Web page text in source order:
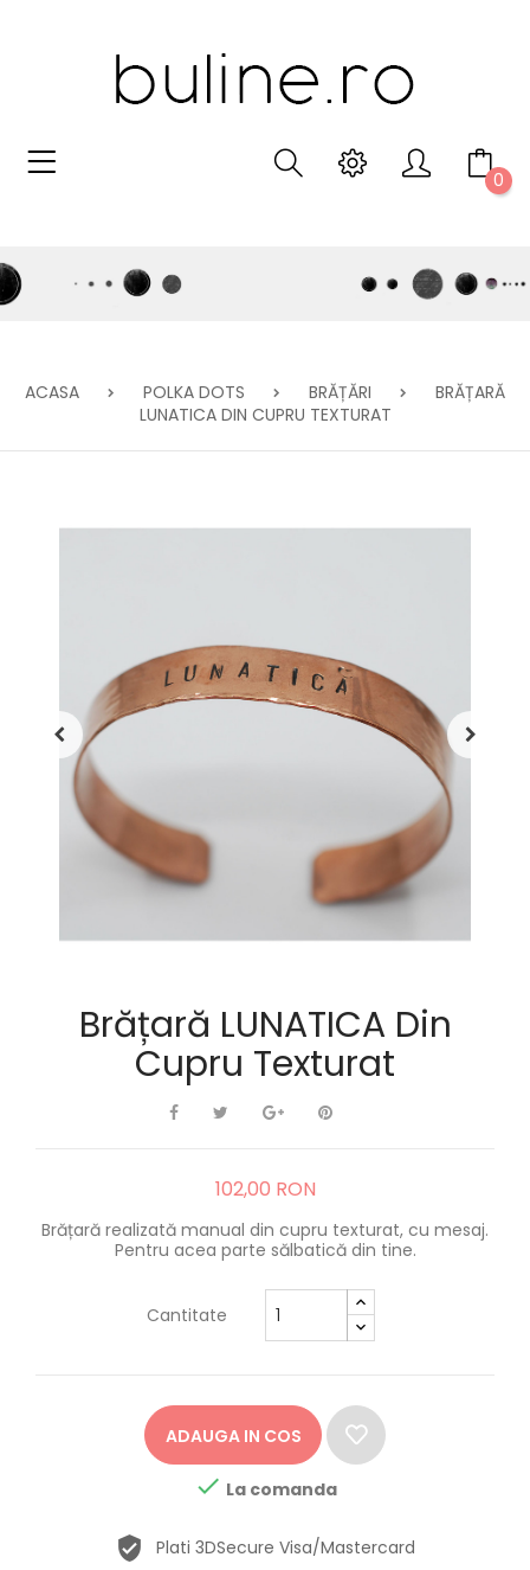
0
ACASA POLKA DOTS BRĂȚĂRI
BRĂȚARĂ
LUNATICA DIN CUPRU TEXTURAT
Brățară LUNATICA Din
Cupru Texturat
102,00 RON
Brățară realizată manual din cupru texturat, cu mesaj.
Pentru acea parte sălbatică din tine.
Cantitate
ADAUGA IN COS
 La comanda
Plati 3DSecure Visa/Mastercard